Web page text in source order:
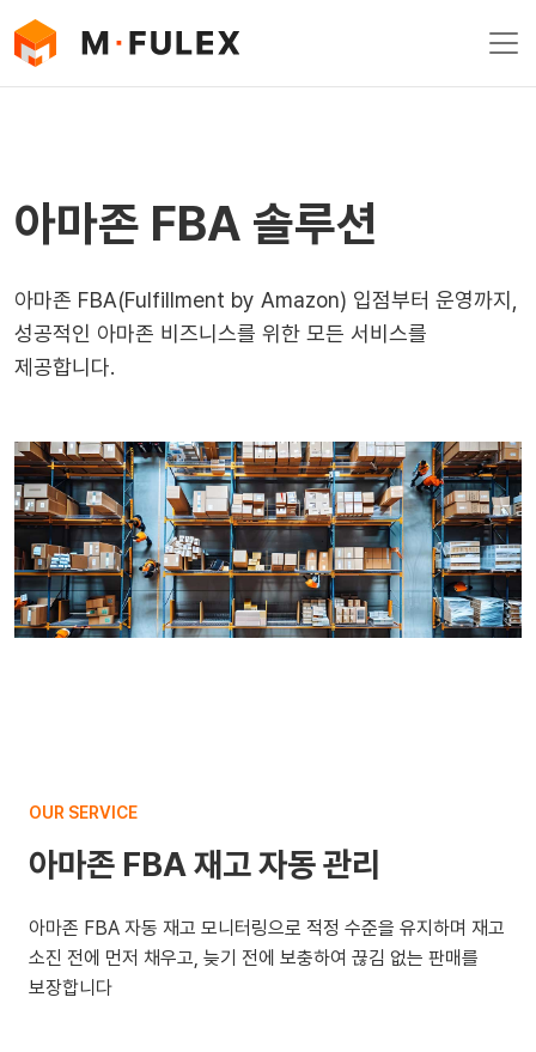
Skip to content
Main
Navigation
아마존 FBA 솔루션
아마존 FBA(Fulfillment by Amazon) 입점부터 운영까지,
성공적인 아마존 비즈니스를 위한 모든 서비스를
제공합니다.
OUR SERVICE
아마존 FBA 재고 자동 관리
아마존 FBA 자동 재고 모니터링으로 적정 수준을 유지하며 재고
소진 전에 먼저 채우고, 늦기 전에 보충하여 끊김 없는 판매를
보장합니다